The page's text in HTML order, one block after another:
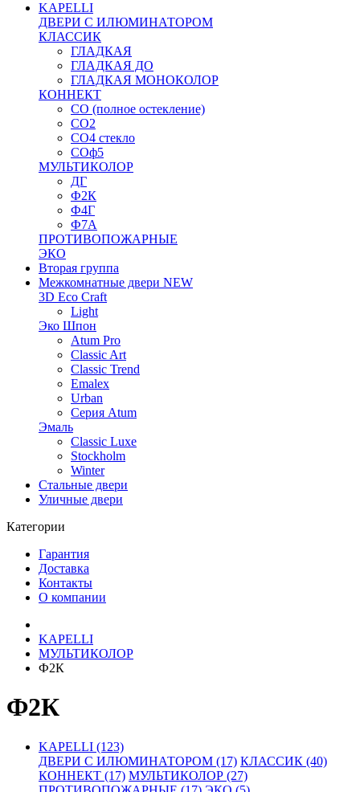
KAPELLI
ДВЕРИ С ИЛЮМИНАТОРОМ
КЛАССИК
ГЛАДКАЯ
ГЛАДКАЯ ДО
ГЛАДКАЯ МОНОКОЛОР
КОННЕКТ
СО (полное остекление)
СО2
СО4 стекло
СОф5
МУЛЬТИКОЛОР
ДГ
Ф2К
Ф4Г
Ф7А
ПРОТИВОПОЖАРНЫЕ
ЭКО
Вторая группа
Межкомнатные двери NEW
3D Eco Craft
Light
Эко Шпон
Atum Pro
Classic Art
Classic Trend
Emalex
Urban
Серия Atum
Эмаль
Classic Luxe
Stockholm
Winter
Стальные двери
Уличные двери
Категории
Гарантия
Доставка
Контакты
О компании
KAPELLI
МУЛЬТИКОЛОР
Ф2К
Ф2К
KAPELLI (123)
ДВЕРИ С ИЛЮМИНАТОРОМ (17) КЛАССИК (40)
КОННЕКТ (17) МУЛЬТИКОЛОР (27)